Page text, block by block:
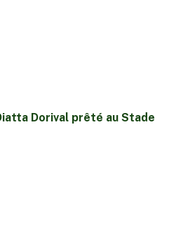
Dorival prêté au Stade